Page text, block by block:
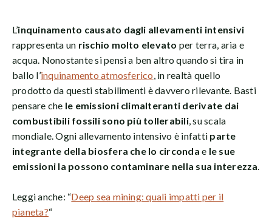
L’inquinamento causato dagli allevamenti intensivi
rappresenta un rischio molto elevato per terra, aria e
acqua. Nonostante si pensi a ben altro quando si tira in
ballo l’inquinamento atmosferico , in realtà quello
prodotto da questi stabilimenti è davvero rilevante. Basti
pensare che le emissioni climalteranti derivate dai
combustibili fossili sono più tollerabili, su scala
mondiale. Ogni allevamento intensivo è infatti parte
integrante della biosfera che lo circonda e le sue
emissioni la possono contaminare nella sua interezza
Leggi anche: “Deep sea mining: quali impatti per il
pianeta?“